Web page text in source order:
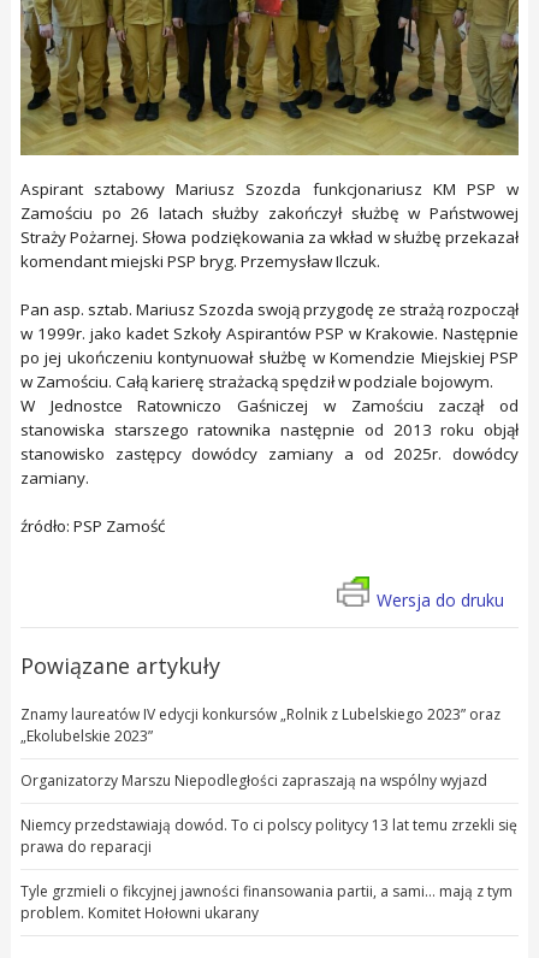
Aspirant sztabowy Mariusz Szozda funkcjonariusz KM PSP w
Zamościu po 26 latach służby zakończył służbę w Państwowej
Straży Pożarnej. Słowa podziękowania za wkład w służbę przekazał
komendant miejski PSP bryg. Przemysław Ilczuk.
Pan asp. sztab. Mariusz Szozda swoją przygodę ze strażą rozpoczął
w 1999r. jako kadet Szkoły Aspirantów PSP w Krakowie. Następnie
po jej ukończeniu kontynuował służbę w Komendzie Miejskiej PSP
w Zamościu. Całą karierę strażacką spędził w podziale bojowym.
W Jednostce Ratowniczo Gaśniczej w Zamościu zaczął od
stanowiska starszego ratownika następnie od 2013 roku objął
stanowisko zastępcy dowódcy zamiany a od 2025r. dowódcy
zamiany.
źródło: PSP Zamość
Wersja do druku
Powiązane artykuły
Znamy laureatów IV edycji konkursów „Rolnik z Lubelskiego 2023” oraz
„Ekolubelskie 2023”
Organizatorzy Marszu Niepodległości zapraszają na wspólny wyjazd
Niemcy przedstawiają dowód. To ci polscy politycy 13 lat temu zrzekli się
prawa do reparacji
Tyle grzmieli o fikcyjnej jawności finansowania partii, a sami… mają z tym
problem. Komitet Hołowni ukarany